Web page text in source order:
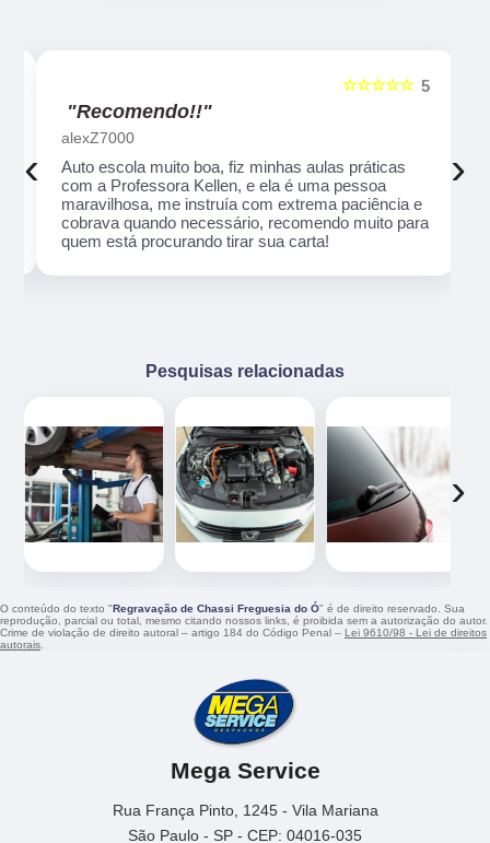
5
☆☆☆☆☆
"Recomendo!!"
alexZ7000
Auto escola muito boa, fiz minhas aulas práticas
com a Professora Kellen, e ela é uma pessoa
maravilhosa, me instruía com extrema paciência e
cobrava quando necessário, recomendo muito para
quem está procurando tirar sua carta!
‹ ›
Pesquisas relacionadas
‹ ›
O conteúdo do texto "Regravação de Chassi Freguesia do Ó" é de direito reservado. Sua
reprodução, parcial ou total, mesmo citando nossos links, é proibida sem a autorização do autor.
Crime de violação de direito autoral – artigo 184 do Código Penal – Lei 9610/98 - Lei de direitos
autorais
Mega Service
Rua França Pinto, 1245 - Vila Mariana
São Paulo - SP - CEP: 04016-035